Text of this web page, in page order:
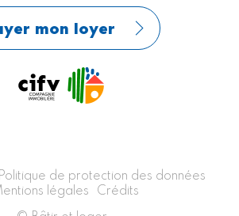
mon loyer
Politique de protection des données
légales
Crédits